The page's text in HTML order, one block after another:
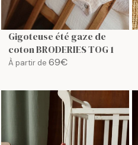
Gigoteuse été gaze de
coton BRODERIES TOG 1
À partir de R
G
U
A
69€